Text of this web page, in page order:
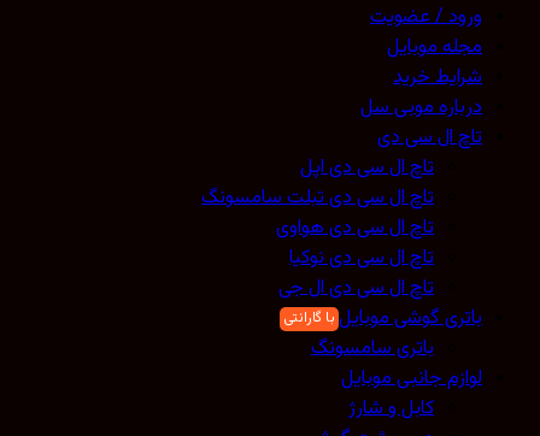
ورود / عضویت
مجله موبایل
شرایط خرید
درباره موبی سل
تاچ ال سی دی
تاچ ال سی دی اپل
تاچ ال سی دی تبلت سامسونگ
تاچ ال سی دی هواوی
تاچ ال سی دی نوکیا
تاچ ال سی دی ال جی
باتری گوشی موبایل
باتری سامسونگ
لوازم جانبی موبایل
کابل و شارژ